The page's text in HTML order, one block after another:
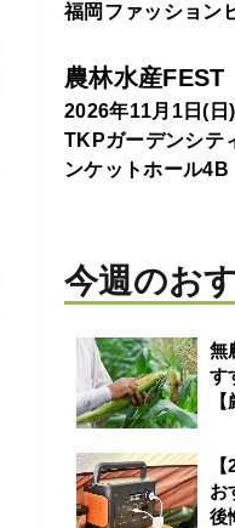
福岡ファッション
農林水産FEST
2026年11月1日(日)
TKPガーデンシテ
ンケットホール4B
今週のお
無
す
お
後